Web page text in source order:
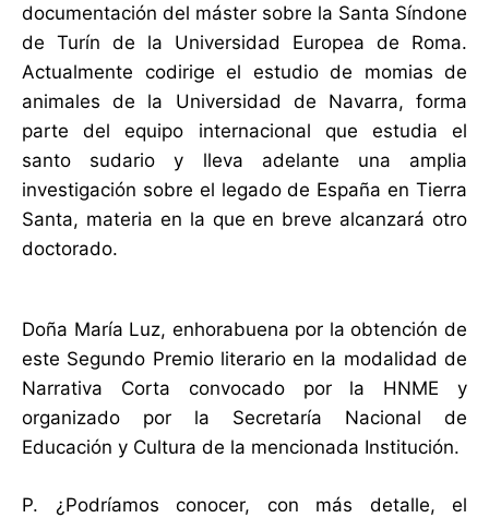
documentación del máster sobre la Santa Síndone
de Turín de la Universidad Europea de Roma.
Actualmente codirige el estudio de momias de
animales de la Universidad de Navarra, forma
parte del equipo internacional que estudia el
santo sudario y lleva adelante una amplia
investigación sobre el legado de España en Tierra
Santa, materia en la que en breve alcanzará otro
doctorado.
Doña María Luz, enhorabuena por la obtención de
este Segundo Premio literario en la modalidad de
Narrativa Corta convocado por la HNME y
organizado por la Secretaría Nacional de
Educación y Cultura de la mencionada Institución.
P. ¿Podríamos conocer, con más detalle, el